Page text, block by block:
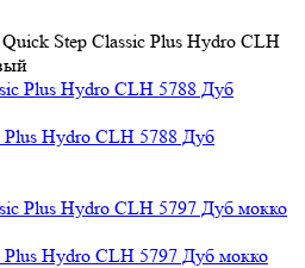
Step Classic Plus Hydro CLH
Hydro CLH 5788 Дуб
Hydro CLH 5797 Дуб мокко